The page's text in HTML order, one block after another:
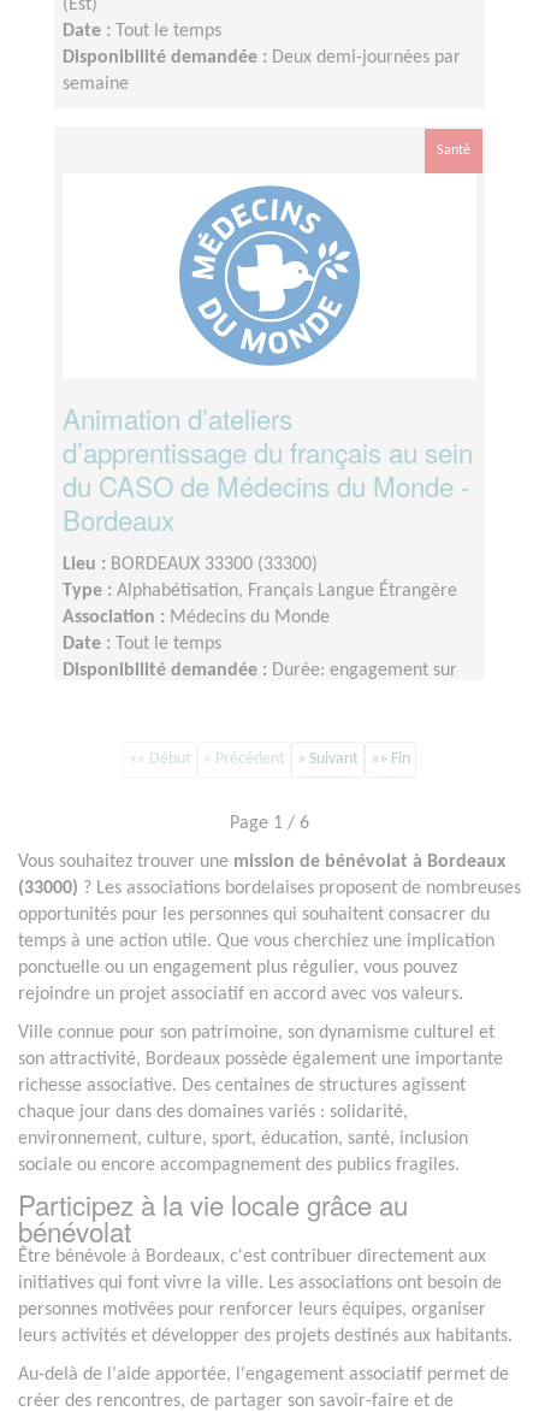
(Est)
Date :
Tout le temps
Disponibilité demandée : Deux demi-journées par
semaine
Santé
Animation d’ateliers
d’apprentissage du français au sein
du CASO de Médecins du Monde -
Bordeaux
Lieu : BORDEAUX 33300 (33300)
Type : Alphabétisation, Français Langue Étrangère
Association : Médecins du Monde
Date :
Tout le temps
Disponibilité demandée : Durée: engagement sur
engagement régulier sur la durée est souhaité afin
«« Début « Précédent » Suivant »» Fin
Page 1 / 6
Vous souhaitez trouver une mission de bénévolat à Bordeaux
(33000) ? Les associations bordelaises proposent de nombreuses
opportunités pour les personnes qui souhaitent consacrer du
temps à une action utile. Que vous cherchiez une implication
ponctuelle ou un engagement plus régulier, vous pouvez
rejoindre un projet associatif en accord avec vos valeurs.
Ville connue pour son patrimoine, son dynamisme culturel et
son attractivité, Bordeaux possède également une importante
richesse associative. Des centaines de structures agissent
chaque jour dans des domaines variés : solidarité,
environnement, culture, sport, éducation, santé, inclusion
sociale ou encore accompagnement des publics fragiles.
Participez à la vie locale grâce au
bénévolat
Être bénévole à Bordeaux, c'est contribuer directement aux
initiatives qui font vivre la ville. Les associations ont besoin de
personnes motivées pour renforcer leurs équipes, organiser
leurs activités et développer des projets destinés aux habitants.
Au-delà de l'aide apportée, l'engagement associatif permet de
créer des rencontres, de partager son savoir-faire et de